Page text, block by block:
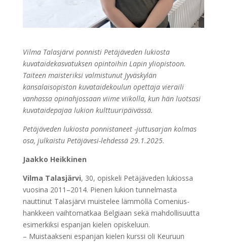
Vilma Talasjärvi ponnisti Petäjäveden lukiosta
kuvataidekasvatuksen opintoihin Lapin yliopistoon.
Taiteen maisteriksi valmistunut Jyväskylän
kansalaisopiston kuvataidekoulun opettaja vieraili
vanhassa opinahjossaan viime viikolla, kun hän luotsasi
kuvataidepajaa lukion kulttuuripäivässä.
Petäjäveden lukiosta ponnistaneet -juttusarjan kolmas
osa, julkaistu Petäjävesi-lehdessä 29.1.2025.
Jaakko Heikkinen
Vilma Talasjärvi, 30, opiskeli Petäjäveden lukiossa
vuosina 2011–2014. Pienen lukion tunnelmasta
nauttinut Talasjärvi muistelee lämmöllä Comenius-
hankkeen vaihtomatkaa Belgiaan sekä mahdollisuutta
esimerkiksi espanjan kielen opiskeluun.
– Muistaakseni espanjan kielen kurssi oli Keuruun